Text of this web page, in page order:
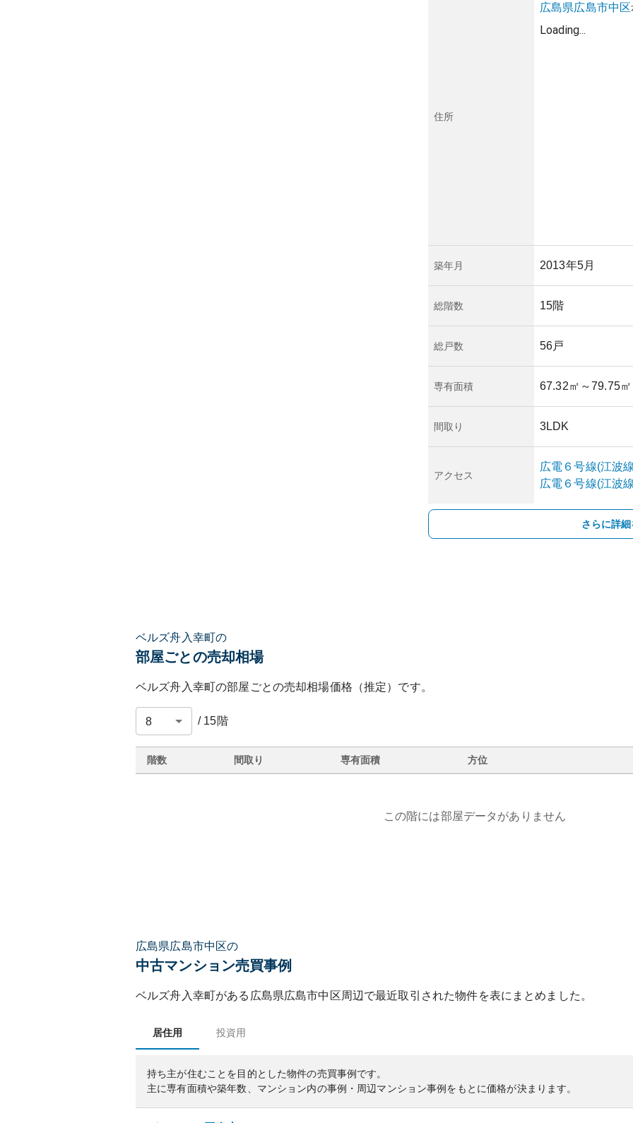
住所
広島県広島市中区
Loading...
築年月 2013年5月
総階数 15階
総戸数 56戸
専有面積 67.32㎡ ～79.75㎡
間取り 3LDK
アクセス
広電６号線(江波
広電６号線(江波
さらに詳
ベルズ舟入幸町の
部屋ごとの売却相場
ベルズ舟入幸町の部屋ごとの売却相場価格（推定）です。
/ 15階
階数 間取り 専有面積 方位
この階には部屋データがありません
広島県広島市中区の
中古マンション売買事例
ベルズ舟入幸町がある 広島県広島市中区周辺で最近取引された物件を表にまとめました。
居住用 投資用
持ち主が住むことを目的とした物件の売買事例です。
主に専有面積や築年数、マンション内の事例・周辺マンション事例をもとに価格が決まります。